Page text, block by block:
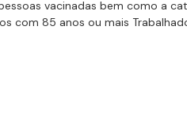
vacinadas bem como a
com 85 anos ou mais